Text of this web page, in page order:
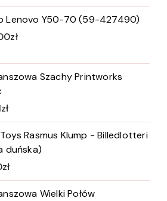
Lenovo Y50-70 (59-427490)
zł
Szachy Printworks
zł
Rasmus Klump - Billedlotteri
duńska)
zł
Wielki Połów